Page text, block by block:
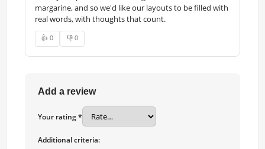
margarine, and so we'd like our layouts to be filled with
real words, with thoughts that count.
👍 0 👎 0
Add a review
Your rating *
Additional criteria: